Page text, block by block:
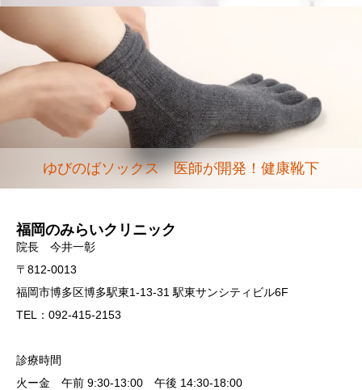
ゆびのばソックス 医師が開発！健康靴下
福岡のみらいクリニック
院長 今井一彰
〒812-0013
福岡市博多区博多駅東1-13-31 駅東サンシティビル6F
TEL：092-415-2153
診療時間
火ー金 午前 9:30-13:00 午後 14:30-18:00